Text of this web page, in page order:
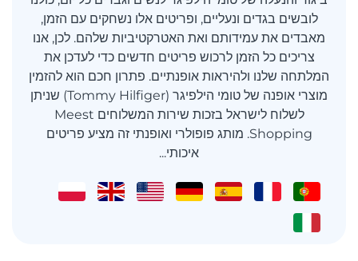
לובשים בגדים ונעליים, ופריטים אלו נשחקים עם הזמן,
מאבדים את עמידותם ואת האטרקטיביות שלהם. לכן, אנו
צריכים כל הזמן לרכוש פריטים חדשים כדי לעדכן את
המלתחה שלנו ולהיראות אופנתיים. פתרון חכם הוא להזמין
מוצרי אופנה של טומי הילפיגר (Tommy Hilfiger) שניתן
לשלוח לישראל בזכות שירות המשלוחים Meest
Shopping. מותג פופולרי ואופנתי זה מציע פריטים
איכותי...